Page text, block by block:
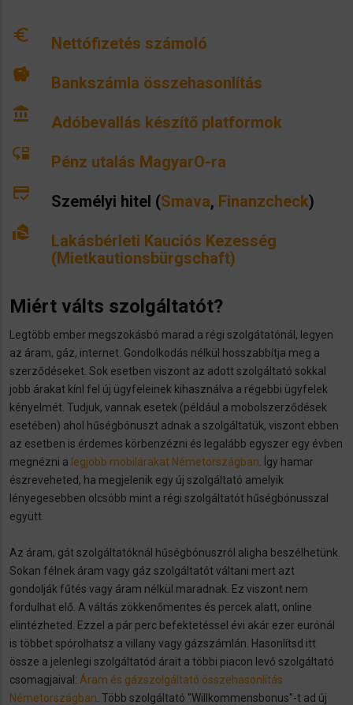
euro
Nettófizetés számoló
savings
Bankszámla összehasonlítás
account_balance
Adóbevallás készítő platformok
move_down
Pénz utalás MagyarO-ra
credit_score
Személyi hitel (Smava, Finanzcheck)
real_estate_agent
Lakásbérleti Kauciós Kezesség
(Mietkautionsbürgschaft)
Miért válts szolgáltatót?
Legtöbb ember megszokásbó marad a régi szolgátatónál, legyen
az áram, gáz, internet. Gondolkodás nélkül hosszabbítja meg a
szerződéseket. Sok esetben viszont az adott szolgáltató sokkal
jobb árakat kínl fel új ügyfeleinek kihasználva a régebbi ügyfelek
kényelmét. Tudjuk, vannak esetek (például a mobolszerződések
esetében) ahol hűségbónuszt adnak a szolgáltatük, viszont ebben
az esetben is érdemes körbenzézni és legalább egyszer egy évben
megnézni a legjobb mobilárakat Németországban . Így hamar
észreveheted, ha megjelenik egy új szolgáltató amelyik
lényegesebben olcsóbb mint a régi szolgáltatót hűségbónusszal
együtt.
Az áram, gát szolgáltatóknál hűségbónuszról aligha beszélhetünk.
Sokan félnek áram vagy gáz szolgáltatót váltani mert azt
gondolják fűtés vagy áram nélkül maradnak. Ez viszont nem
fordulhat elő. A váltás zökkenőmentes és percek alatt, online
elintézheted. Ezzel a pár perc befektetéssel évi akár ezer eurónál
is többet spórolhatsz a villany vagy gázszámlán. Hasonlítsd itt
össze a jelenlegi szolgáltatód árait a többi piacon levő szolgáltató
csomagjaival: Áram és gázszolgáltató összehasonlítás
Németországban . Több szolgáltató "Willkommensbonus"-t ad új